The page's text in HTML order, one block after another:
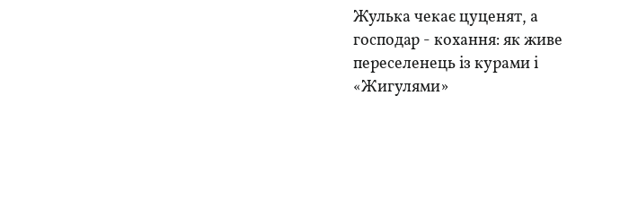
Жулька чекає цуценят, а
господар - кохання: як живе
переселенець із курами і
«Жигулями»